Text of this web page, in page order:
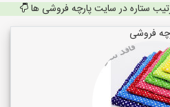
ستاره در سایت پارچه فروشی ها
فروشی